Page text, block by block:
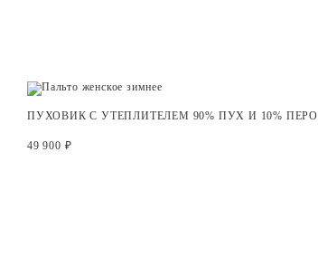
ПУХОВИК С УТЕПЛИТЕЛЕМ 90% ПУХ И 10% ПЕРО
49 900 ₽